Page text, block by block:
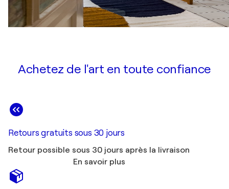
Achetez de l'art en toute confiance
Retours gratuits sous 30 jours
Retour possible sous 30 jours après la livraison
En savoir plus